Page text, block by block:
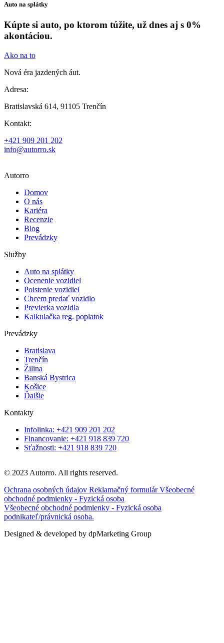
Auto na splátky
Kúpte si auto, po ktorom túžite, už dnes aj s 0%
akontáciou.
Ako na to
Nová éra jazdených áut.
Adresa:
Bratislavská 614, 91105 Trenčín
Kontakt:
+421 909 201 202
info@autorro.sk
Autorro
Domov
O nás
Kariéra
Recenzie
Blog
Prevádzky
Služby
Auto na splátky
Ocenenie vozidiel
Poistenie vozidiel
Chcem predať vozidlo
Previerka vozidla
Kalkulačka reg. poplatok
Prevádzky
Bratislava
Trenčín
Žilina
Banská Bystrica
Košice
Ďalšie
Kontakty
Infolinka: +421 909 201 202
Financovanie: +421 918 839 720
Sťažnosti: +421 918 839 720
© 2023 Autorro. All rights reserved.
Ochrana osobných údajov Reklamačný formulárVšeobecné
obchodné podmienky - Fyzická osoba
Všeobecné obchodné podmienky - Fyzická osoba
podnikateľ/právnická osoba.
Designed & developed by dpMarketing Group